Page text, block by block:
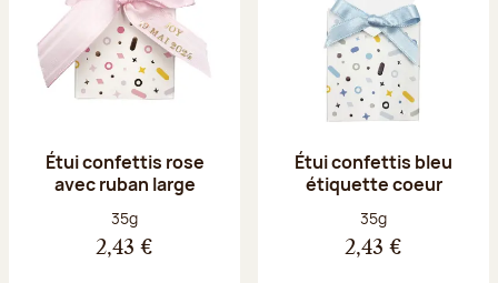
Étui confettis rose
avec ruban large
Poids net :
35g
2,43 €
Étui confettis bleu
étiquette coeur
Poids net :
35g
2,43 €